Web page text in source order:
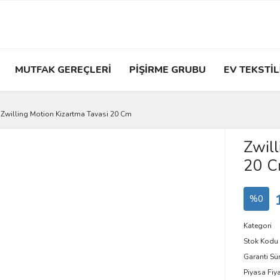
MUTFAK GEREÇLERİ PİŞİRME GRUBU EV
Zwilling Motion Kizartma Tavasi 20 Cm
20
%0
Kategori
Stok Kodu
Garanti
Piyasa